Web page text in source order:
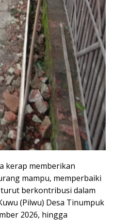
kerap memberikan
mampu, memperbaiki
berkontribusi dalam
(Pilwu) Desa Tinumpuk
2026, hingga